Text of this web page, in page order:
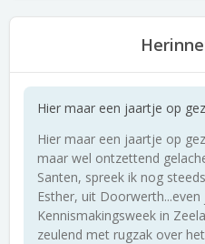
Hier maar een jaartje op
Hier maar een jaartje op
maar wel ontzettend
Santen, spreek ik nog
Esther, uit
Kennismakingsweek in
zeulend met rugzak over